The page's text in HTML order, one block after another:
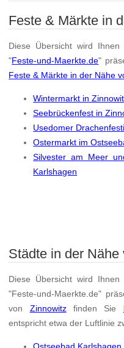
Feste & Märkte in
Diese Übersicht wird
"Feste-und-Maerkte.de"
Feste & Märkte in der Nähe
Wintermarkt in
Seebrückenfest in
Usedomer
Ostermarkt im
Silvester am Meer
Karlshagen
Städte in der Nähe
Diese Übersicht wird
"Feste-und-Maerkte.de"
von Zinnowitzfinden Sie
entspricht etwa der Luftlinie